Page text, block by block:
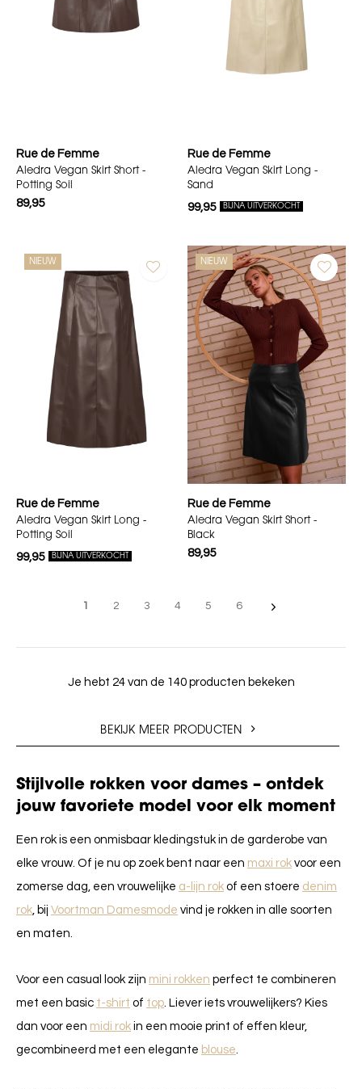
Rue de Femme
Aledra Vegan Skirt Short -
Potting Soil
89,95
Rue de Femme
Aledra Vegan Skirt Long -
Sand
99,95 BIJNA UITVERKOCHT
NIEUW
Rue de Femme
Aledra Vegan Skirt Long -
Potting Soil
99,95 BIJNA UITVERKOCHT
NIEUW
Rue de Femme
Aledra Vegan Skirt Short -
Black
89,95
1 2 3 4 5 6
Je hebt 24 van de 140 producten bekeken
BEKIJK MEER PRODUCTEN
Stijlvolle rokken voor dames – ontdek
jouw favoriete model voor elk moment
Een rok is een onmisbaar kledingstuk in de garderobe van
elke vrouw. Of je nu op zoek bent naar een maxi rok voor een
zomerse dag, een vrouwelijke a-lijn rok of een stoere denim
rok, bij Voortman Damesmode vind je rokken in alle soorten
en maten.
Voor een casual look zijn mini rokken perfect te combineren
met een basic t-shirt of top. Liever iets vrouwelijkers? Kies
dan voor een midi rok in een mooie print of effen kleur,
gecombineerd met een elegante blouse.